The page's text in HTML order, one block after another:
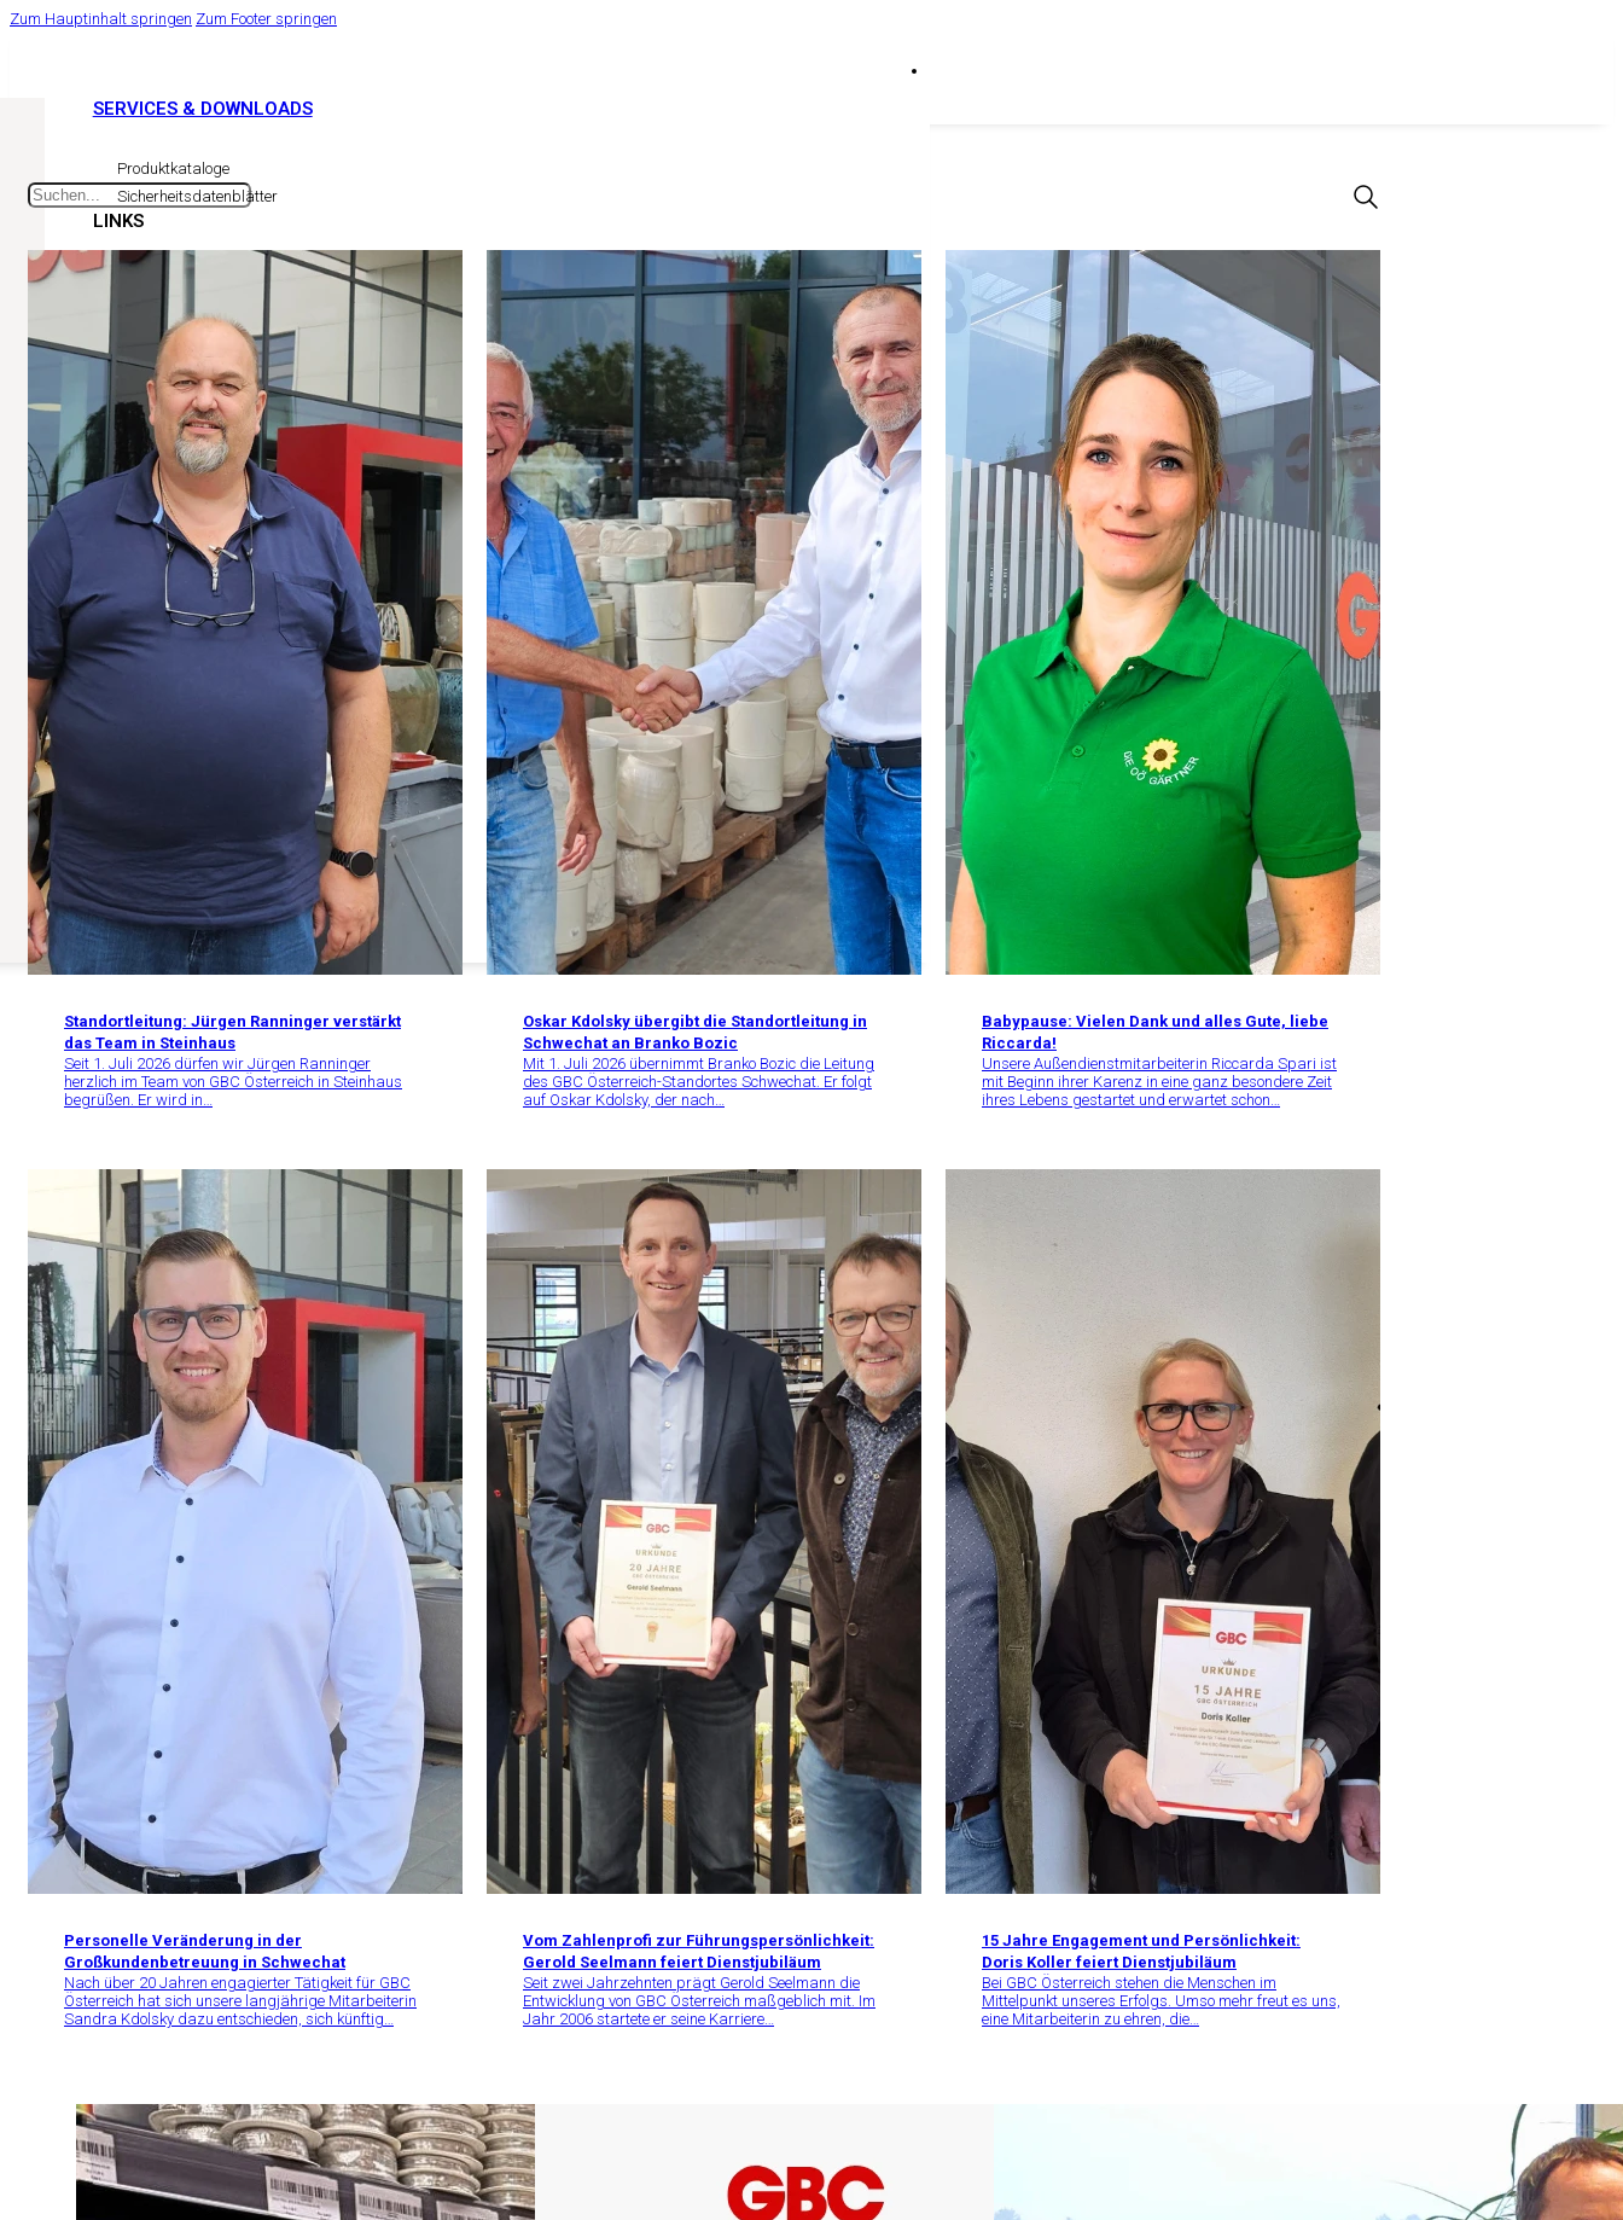
Zum Hauptinhalt springen Zum Footer springen
SERVICES & DOWNLOADS
Produktkataloge
Sicherheitsdatenblätter
LINKS
Pflanzenschutzregister AGES
Easy Cert Services
Ihr Florist
Ihre Gartengestalter
Login Registrieren B2B-Shop
Standortleitung: Jürgen Ranninger verstärkt
das Team in Steinhaus
Seit 1. Juli 2026 dürfen wir Jürgen Ranninger
herzlich im Team von GBC Österreich in Steinhaus
begrüßen. Er wird in…
Oskar Kdolsky übergibt die Standortleitung in
Schwechat an Branko Bozic
Mit 1. Juli 2026 übernimmt Branko Bozic die Leitung
des GBC Österreich-Standortes Schwechat. Er folgt
auf Oskar Kdolsky, der nach…
Babypause: Vielen Dank und alles Gute, liebe
Riccarda!
Unsere Außendienstmitarbeiterin Riccarda Spari ist
mit Beginn ihrer Karenz in eine ganz besondere Zeit
ihres Lebens gestartet und erwartet schon…
Personelle Veränderung in der
Großkundenbetreuung in Schwechat
Nach über 20 Jahren engagierter Tätigkeit für GBC
Österreich hat sich unsere langjährige Mitarbeiterin
Sandra Kdolsky dazu entschieden, sich künftig…
Vom Zahlenprofi zur Führungspersönlichkeit:
Gerold Seelmann feiert Dienstjubiläum
Seit zwei Jahrzehnten prägt Gerold Seelmann die
Entwicklung von GBC Österreich maßgeblich mit. Im
Jahr 2006 startete er seine Karriere…
15 Jahre Engagement und Persönlichkeit:
Doris Koller feiert Dienstjubiläum
Bei GBC Österreich stehen die Menschen im
Mittelpunkt unseres Erfolgs. Umso mehr freut es uns,
eine Mitarbeiterin zu ehren, die…